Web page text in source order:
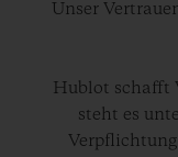
Unser
Hublot schafft
steht es